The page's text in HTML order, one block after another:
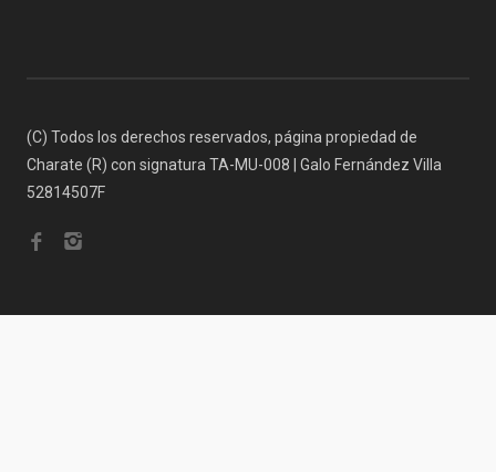
(C) Todos los derechos reservados, página propiedad de
Charate (R) con signatura TA-MU-008 | Galo Fernández Villa
52814507F